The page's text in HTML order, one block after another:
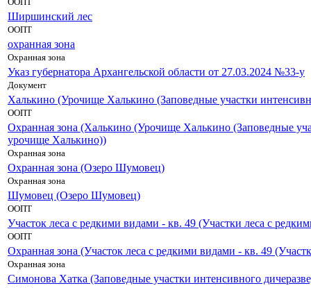
Ширшинский лес
ООПТ
охранная зона
Охранная зона
Указ губернатора Архангельской области от 27.03.2024 №33-у
Документ
Халькино (Урочище Халькино (Заповедные участки
ООПТ
Охранная зона (Халькино (Урочище Халькино (Заповедные
урочище Халькино))
Охранная зона
Охранная зона (Озеро Шумовец)
Охранная зона
Шумовец (Озеро Шумовец)
ООПТ
Участок леса с редкими видами - кв. 49 (Участки леса с
ООПТ
Охранная зона (Участок леса с редкими видами - кв. 49
Охранная зона
Симонова Хатка (Заповедные участки интенсивного